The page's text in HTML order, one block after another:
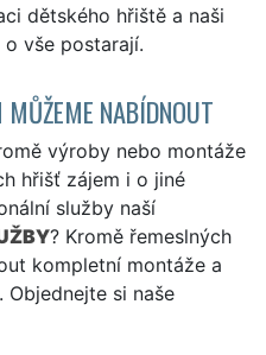
dětského hřiště a naši
vše postarají.
NABÍDNOUT
výroby nebo montáže
hřišť zájem i o jiné
služby naší
? Kromě řemeslných
kompletní montáže a
si naše